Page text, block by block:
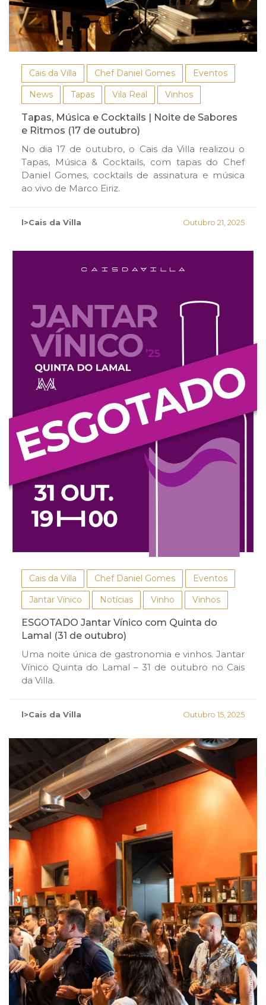
Cais da Villa Chef Daniel Gomes
Eventos
News
Tapas Vila Real Vinhos
Tapas, Música e Cocktails | Noite de Sabores
e Ritmos (17 de outubro)
No dia 17 de outubro, o Cais da Villa realizou o
Tapas, Música & Cocktails, com tapas do Chef
Daniel Gomes, cocktails de assinatura e música
ao vivo de Marco Eiriz.
l>Cais da Villa Outubro 21, 2025
Cais da Villa Chef Daniel Gomes
Eventos
Jantar Vínico
Notícias Vinho Vinhos
ESGOTADO Jantar Vínico com Quinta do
Lamal (31 de outubro)
Uma noite única de gastronomia e vinhos. Jantar
Vínico Quinta do Lamal – 31 de outubro no Cais
da Villa.
l>Cais da Villa Outubro 15, 2025